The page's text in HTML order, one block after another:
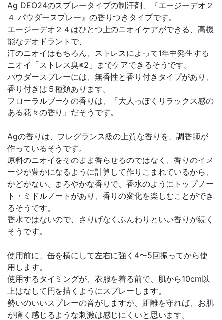
Ag DEO24のスプレータイプの制汗剤、『エージーデオ２
４ パウダースプレー』の香りつきタイプです。
エージーデオ２４はひとつ上のニオイケアができる、高機
能なデオドラントで、
汗のニオイはもちろん、ストレスによって1年中発生する
ニオイ「ストレス臭※2」までケアできるそうです。
パウダースプレーには、無香性と香り付きタイプがあり、
香り付きは５種類あります。
フローラルブーケの香りは、『大人っぽくリラックス感の
ある花々の香り』だそうです。
Agの香りは、フレグランス級の上質な香りを、調香師が
作っているそうです。
原料のニオイをそのまま香らせるのではなく、香りのイメ
ージが豊かになるように計算して作りこまれているから、
かどがない、まろやかな香りで、香水のようにトップノー
ト・ミドルノートがあり、香りの変化を楽しむことができ
るそうです。
香水ではないので、さりげなくふんわりといい香りが続く
そうです。
使⽤前に、⽸を横にして左右に強く4〜5回振ってから使
用します。
使用するタイミングが、衣服を着る前で、肌から10cm以
上はなして円を描くようにスプレーします。
勢いのいいスプレーの音がしますが、距離を守れば、お肌
が痛く感じるような刺激は感じにくいと思います。